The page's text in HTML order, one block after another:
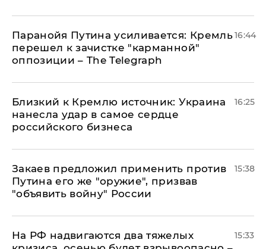
Паранойя Путина усиливается: Кремль
перешел к зачистке "карманной"
оппозиции – The Telegraph
16:44
Близкий к Кремлю источник: Украина
нанесла удар в самое сердце
российского бизнеса
16:25
Закаев предложил применить против
Путина его же "оружие", призвав
"объявить войну" России
15:38
На РФ надвигаются два тяжелых
15:33